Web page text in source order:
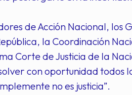
de Acción Nacional, los
la Coordinación
Corte de Justicia de la
con oportunidad todos
no es justicia”.